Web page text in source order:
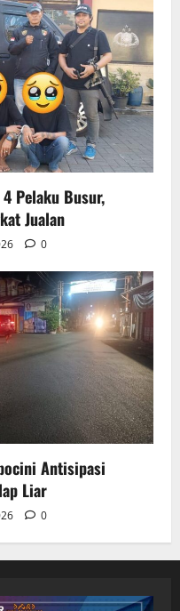
Pelaku Busur,
Jualan
0
Antisipasi
Liar
0